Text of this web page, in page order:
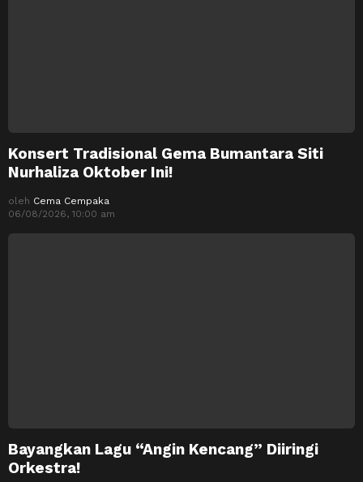
Konsert Tradisional Gema Bumantara Siti
Nurhaliza Oktober Ini!
oleh Cema Cempaka
06/08/2026, 10:00 am
Bayangkan Lagu “Angin Kencang” Diiringi
Orkestra!